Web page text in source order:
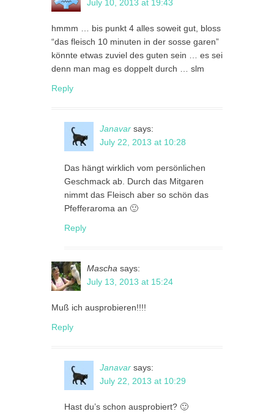
July 10, 2013 at 19:43
hmmm … bis punkt 4 alles soweit gut, bloss
“das fleisch 10 minuten in der sosse garen”
könnte etwas zuviel des guten sein … es sei
denn man mag es doppelt durch … slm
Reply
Janavar says:
July 22, 2013 at 10:28
Das hängt wirklich vom persönlichen
Geschmack ab. Durch das Mitgaren
nimmt das Fleisch aber so schön das
Pfefferaroma an 🙂
Reply
Mascha says:
July 13, 2013 at 15:24
Muß ich ausprobieren!!!!
Reply
Janavar says:
July 22, 2013 at 10:29
Hast du’s schon ausprobiert? 🙂